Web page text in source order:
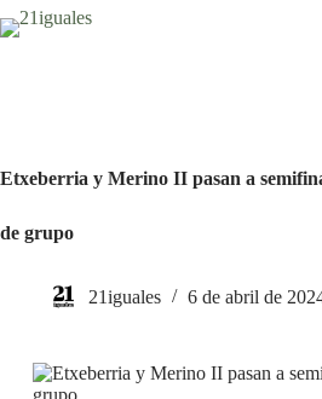
Saltar
al
Etxeberria y Merino II pasan a
de grupo
21iguales 6 de abril de